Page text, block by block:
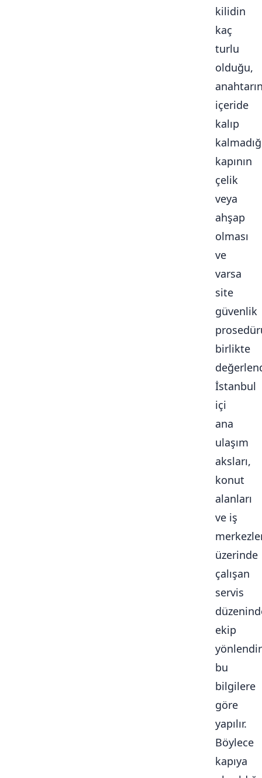
kilidin
kaç
turlu
olduğu,
içeride
kalıp
kapının
çelik
veya
ahşap
olması
ve
varsa
site
güvenlik
birlikte
İstanbul
içi
ana
ulaşım
aksları,
konut
alanları
ve iş
üzerinde
çalışan
servis
ekip
bu
bilgilere
göre
yapılır.
Böylece
kapıya